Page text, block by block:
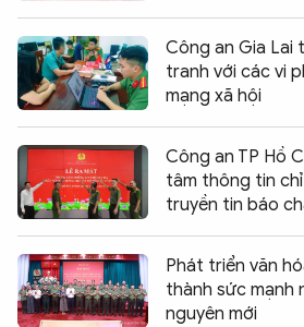
Công an Gia Lai
tranh với các vi
mạng xã hội
Công an TP Hồ
tâm thông tin
truyền tin báo
Phát triển văn
thành sức mạnh
nguyên mới